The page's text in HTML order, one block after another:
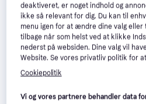
deaktiveret, er noget indhold og
ikke så relevant for dig. Du kan til
menu igen for at ændre dine valg
tilbage når som helst ved at klikke
nederst på websiden. Dine valg vil
Website. Se vores privatliv politik for
Cookiepolitik
Vi og vores partnere behandler data